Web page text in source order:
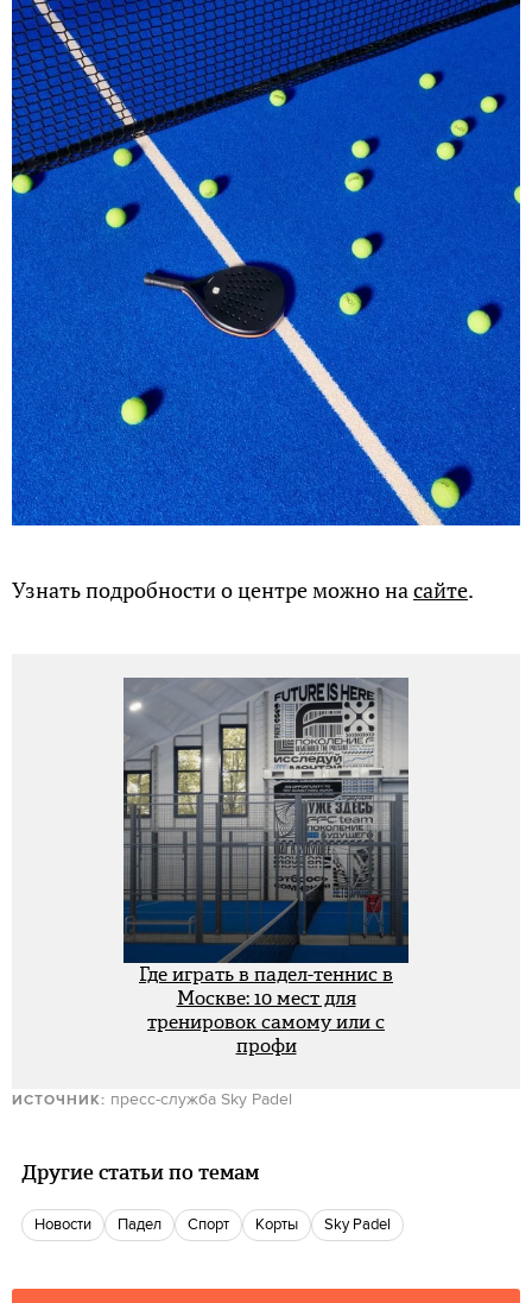
Узнать подробности о центре можно насайте.
Где играть в падел-теннис в
Москве: 10 мест для
тренировок самому или с
профи
ИСТОЧНИК: пресс-служба Sky Padel
Другие статьи по темам
новости падел спорт корты Sky Padel